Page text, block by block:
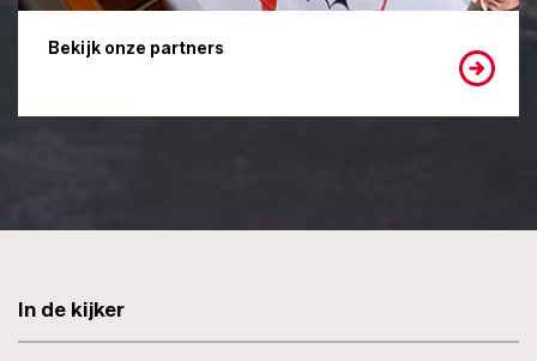
Bekijk onze partners
In de kijker